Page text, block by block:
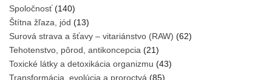
Spoločnosť(140)
Štítna žľaza, jód (13)
Surová strava a šťavy – vitariánstvo (RAW) (62)
Tehotenstvo, pôrod, antikoncepcia (21)
Toxické látky a detoxikácia organizmu (43)
Transformácia, evolúcia a proroctvá (85)